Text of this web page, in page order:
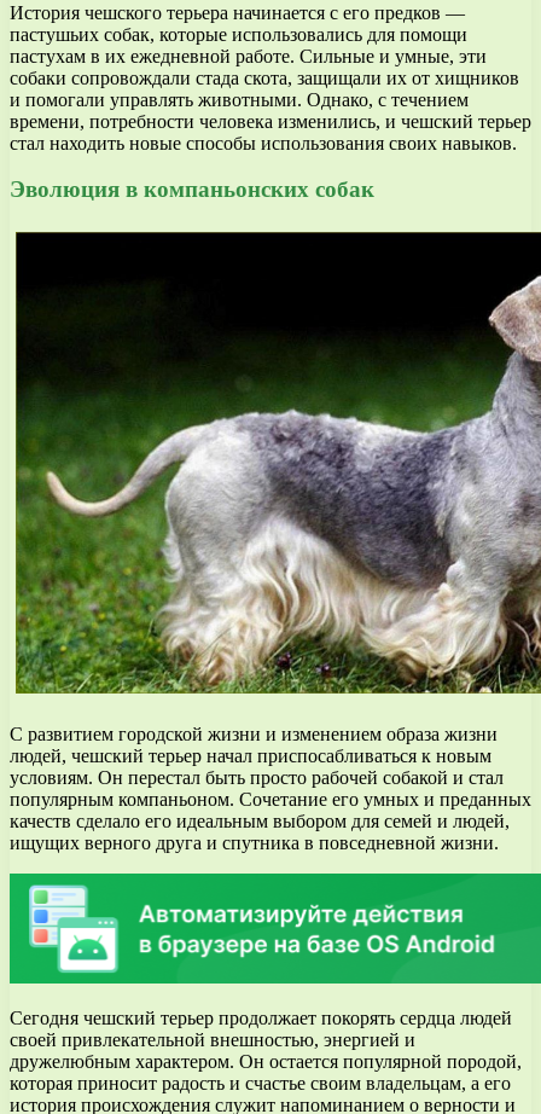
История чешского терьера начинается с его предков —
пастушьих собак, которые использовались для помощи
пастухам в их ежедневной работе. Сильные и умные, эти
собаки сопровождали стада скота, защищали их от хищников
и помогали управлять животными. Однако, с течением
времени, потребности человека изменились, и чешский терьер
стал находить новые способы использования своих навыков.
Эволюция в компаньонских собак
С развитием городской жизни и изменением образа жизни
людей, чешский терьер начал приспосабливаться к новым
условиям. Он перестал быть просто рабочей собакой и стал
популярным компаньоном. Сочетание его умных и преданных
качеств сделало его идеальным выбором для семей и людей,
ищущих верного друга и спутника в повседневной жизни.
Сегодня чешский терьер продолжает покорять сердца людей
своей привлекательной внешностью, энергией и
дружелюбным характером. Он остается популярной породой,
которая приносит радость и счастье своим владельцам, а его
история происхождения служит напоминанием о верности и